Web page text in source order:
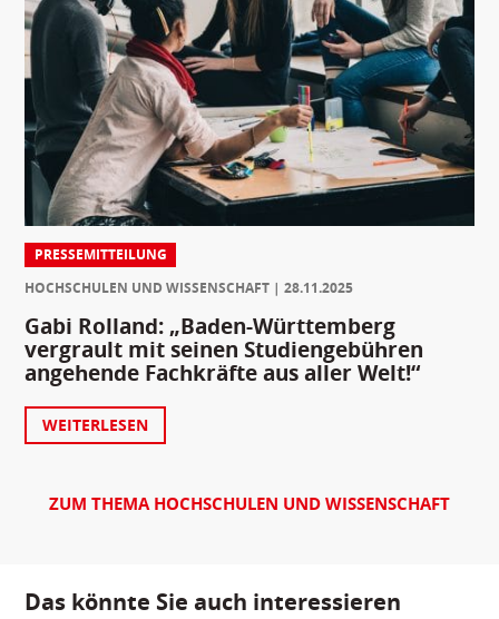
PRESSEMITTEILUNG
HOCHSCHULEN UND WISSENSCHAFT
28.11.2025
Gabi Rolland: „Baden-Württemberg
vergrault mit seinen Studiengebühren
angehende Fachkräfte aus aller Welt!“
WEITERLESEN
ZUM THEMA HOCHSCHULEN UND WISSENSCHAFT
Das könnte Sie auch interessieren